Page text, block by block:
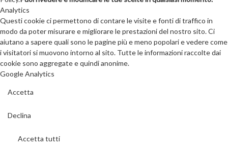
Analytics
Questi cookie ci permettono di contare le visite e fonti di traffico in
modo da poter misurare e migliorare le prestazioni del nostro sito. Ci
aiutano a sapere quali sono le pagine più e meno popolari e vedere come
i visitatori si muovono intorno al sito. Tutte le informazioni raccolte dai
cookie sono aggregate e quindi anonime.
Google Analytics
Accetta
Declina
Accetta tutti